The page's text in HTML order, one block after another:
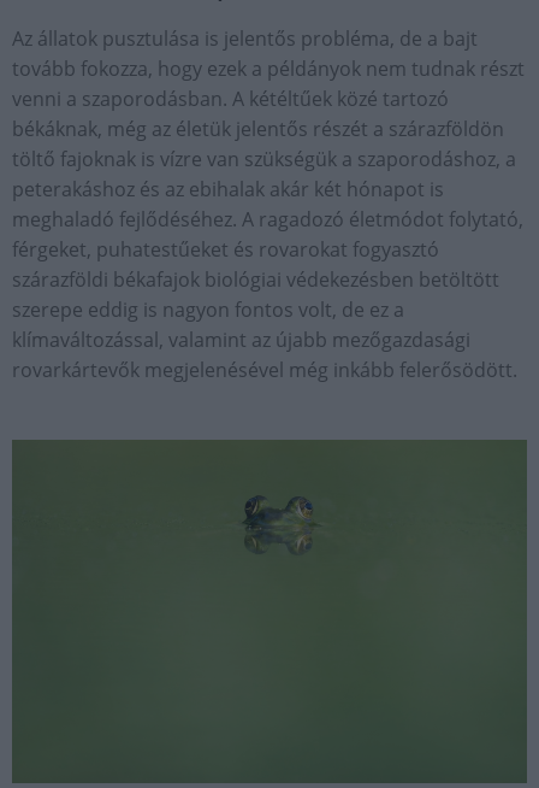
Az állatok pusztulása is jelentős probléma, de a bajt
tovább fokozza, hogy ezek a példányok nem tudnak részt
venni a szaporodásban. A kétéltűek közé tartozó
békáknak, még az életük jelentős részét a szárazföldön
töltő fajoknak is vízre van szükségük a szaporodáshoz, a
peterakáshoz és az ebihalak akár két hónapot is
meghaladó fejlődéséhez. A ragadozó életmódot folytató,
férgeket, puhatestűeket és rovarokat fogyasztó
szárazföldi békafajok biológiai védekezésben betöltött
szerepe eddig is nagyon fontos volt, de ez a
klímaváltozással, valamint az újabb mezőgazdasági
rovarkártevők megjelenésével még inkább felerősödött.